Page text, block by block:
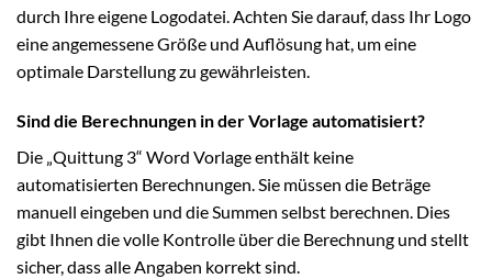
durch Ihre eigene Logodatei. Achten Sie darauf, dass Ihr Logo
eine angemessene Größe und Auflösung hat, um eine
optimale Darstellung zu gewährleisten.
Sind die Berechnungen in der Vorlage automatisiert?
Die „Quittung 3“ Word Vorlage enthält keine
automatisierten Berechnungen. Sie müssen die Beträge
manuell eingeben und die Summen selbst berechnen. Dies
gibt Ihnen die volle Kontrolle über die Berechnung und stellt
sicher, dass alle Angaben korrekt sind.